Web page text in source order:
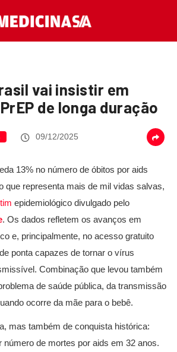
vai insistir em
de longa duração
09/12/2025
13% no número de óbitos por aids
que representa mais de mil vidas salvas,
epidemiológico divulgado pelo
. Os dados refletem os avanços em
e, principalmente, no acesso gratuito
ponta capazes de tornar o vírus
Combinação que levou também
de saúde pública, da transmissão
ocorre da mãe para o bebê.
mas também de conquista histórica:
de mortes por aids em 32 anos.